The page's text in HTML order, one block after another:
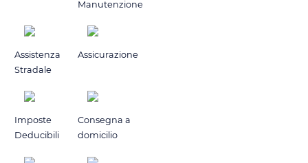
Manutenzione
Assistenza
Stradale
Assicurazione
Imposte
Deducibili
Consegna a
domicilio